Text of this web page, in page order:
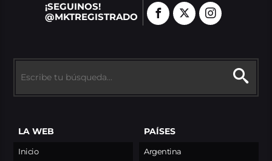
¡SEGUINOS!
@MKTREGISTRADO
LA WEB
Inicio
PAÍSES
Argentina